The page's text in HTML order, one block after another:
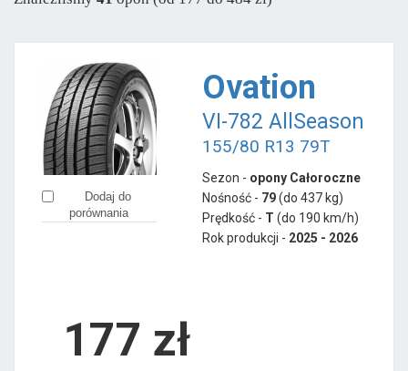
Semperit od 258 zł
Pozostałe marki
Aplus od 194 zł
Apollo od 193 zł
Ceat od 168 zł
Fortune od 160 zł
Hifly
Laufenn od 179 zł
Dodaj do
porównania
Ovation
VI-782 AllSeason
155/80 R13 79T
Sezon - opony Całoroczne
Nośność - 79(do 437 kg)
Prędkość - T (do 190 km/h)
Rok produkcji - 2025 - 2026
177 zł